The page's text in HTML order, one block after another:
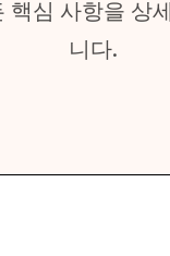
핵심 사항을 상
니다.